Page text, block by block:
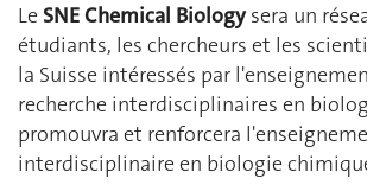
Le SNE Chemical Biologysera un
étudiants, les chercheurs et les
la Suisse intéressés par
recherche interdisciplinaires en
promouvra et renforcera
interdisciplinaire en biologie